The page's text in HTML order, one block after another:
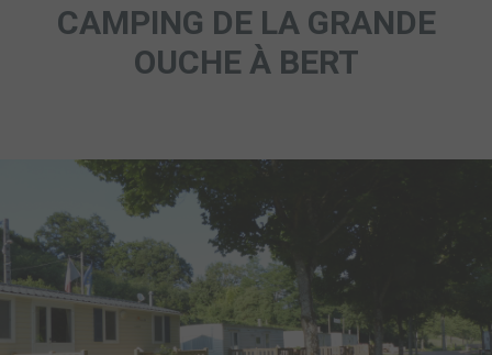
CAMPING DE LA GRANDE
OUCHE À BERT